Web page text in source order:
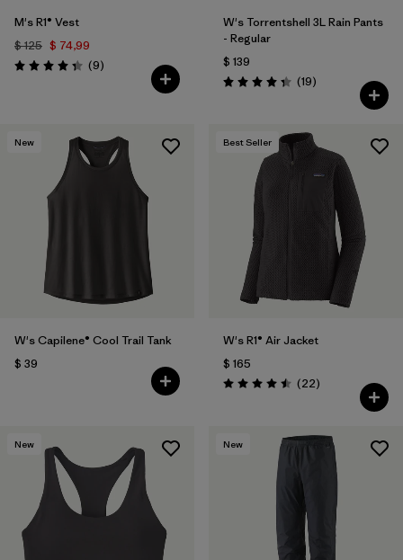
M's R1® Vest
$ 125 $ 74,99
Valoración: 4.3 / 5
(9Comentarios
)
W's Torrentshell 3L Rain Pants
- Regular
$ 139
Valoración: 4.4 / 5
(19Comentarios
)
New
W's Capilene® Cool Trail Tank
$ 39
Best Seller
W's R1® Air Jacket
$ 165
Valoración: 4.5 / 5
(22Comentarios
)
New New